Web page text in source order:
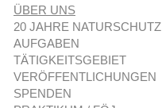
ÜBER UNS
20 JAHRE NATURSCHUTZ
AUFGABEN
TÄTIGKEITSGEBIET
VERÖFFENTLICHUNGEN
SPENDEN